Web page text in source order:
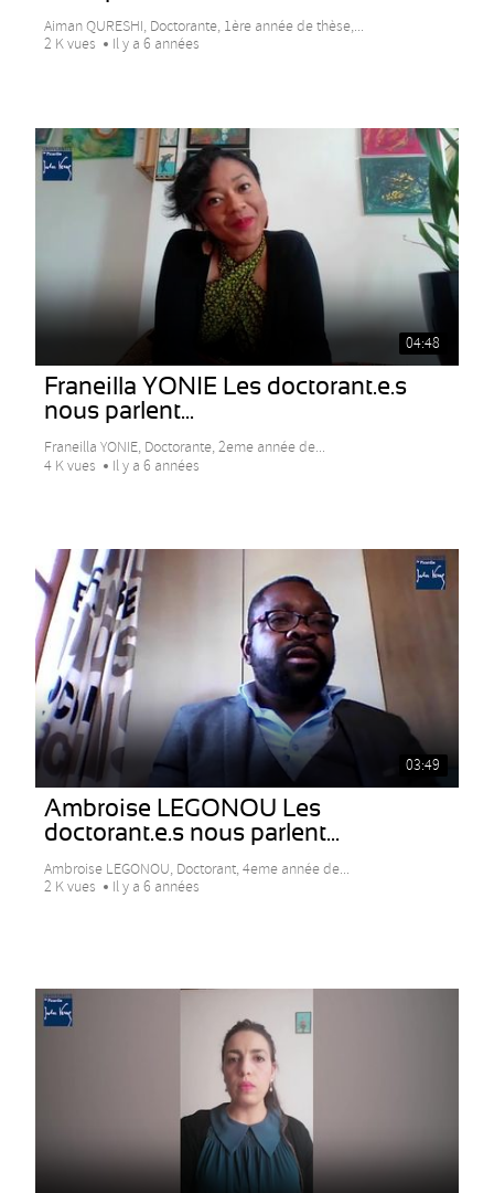
Aiman QURESHI, Doctorante, 1ère année de thèse,...
2 K vues
Il y a 6 années
04:48
Franeilla YONIE Les doctorant.e.s
nous parlent...
Franeilla YONIE, Doctorante, 2eme année de...
4 K vues
Il y a 6 années
03:49
Ambroise LEGONOU Les
doctorant.e.s nous parlent...
Ambroise LEGONOU, Doctorant, 4eme année de...
2 K vues
Il y a 6 années